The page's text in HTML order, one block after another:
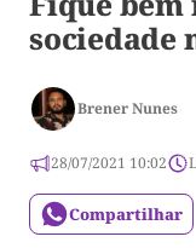
sociedade
Brener Nunes
28/07/2021 10:02
Compartilhar